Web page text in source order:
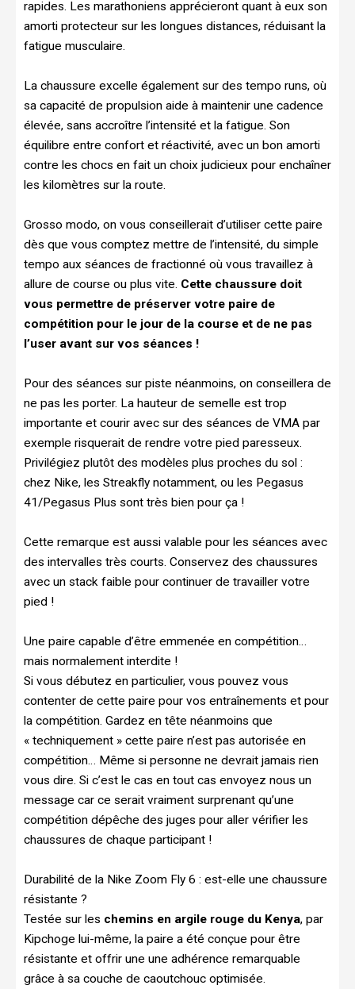
rapides. Les marathoniens apprécieront quant à eux son
amorti protecteur sur les longues distances, réduisant la
fatigue musculaire.
La chaussure excelle également sur des tempo runs, où
sa capacité de propulsion aide à maintenir une cadence
élevée, sans accroître l’intensité et la fatigue. Son
équilibre entre confort et réactivité, avec un bon amorti
contre les chocs en fait un choix judicieux pour enchaîner
les kilomètres sur la route.
Grosso modo, on vous conseillerait d’utiliser cette paire
dès que vous comptez mettre de l’intensité, du simple
tempo aux séances de fractionné où vous travaillez à
allure de course ou plus vite. Cette chaussure doit
vous permettre de préserver votre paire de
compétition pour le jour de la course et de ne pas
l’user avant sur vos séances !
Pour des séances sur piste néanmoins, on conseillera de
ne pas les porter. La hauteur de semelle est trop
importante et courir avec sur des séances de VMA par
exemple risquerait de rendre votre pied paresseux.
Privilégiez plutôt des modèles plus proches du sol :
chez Nike, les Streakfly notamment, ou les Pegasus
41/Pegasus Plus sont très bien pour ça !
Cette remarque est aussi valable pour les séances avec
des intervalles très courts. Conservez des chaussures
avec un stack faible pour continuer de travailler votre
pied !
Une paire capable d’être emmenée en compétition…
mais normalement interdite !
Si vous débutez en particulier, vous pouvez vous
contenter de cette paire pour vos entraînements et pour
la compétition. Gardez en tête néanmoins que
« techniquement » cette paire n’est pas autorisée en
compétition… Même si personne ne devrait jamais rien
vous dire. Si c’est le cas en tout cas envoyez nous un
message car ce serait vraiment surprenant qu’une
compétition dépêche des juges pour aller vérifier les
chaussures de chaque participant !
Durabilité de la Nike Zoom Fly 6 : est-elle une chaussure
résistante ?
Testée sur les chemins en argile rouge du Kenya, par
Kipchoge lui-même, la paire a été conçue pour être
résistante et offrir une une adhérence remarquable
grâce à sa couche de caoutchouc optimisée.